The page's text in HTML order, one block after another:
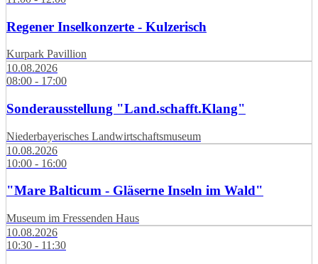
Regener Inselkonzerte - Kulzerisch
Kurpark Pavillion
10.08.2026
08:00 - 17:00
Sonderausstellung "Land.schafft.Klang"
Niederbayerisches Landwirtschaftsmuseum
10.08.2026
10:00 - 16:00
"Mare Balticum - Gläserne Inseln im Wald"
Museum im Fressenden Haus
10.08.2026
10:30 - 11:30